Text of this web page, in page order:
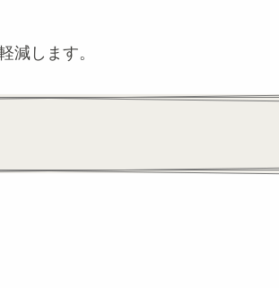
減します。